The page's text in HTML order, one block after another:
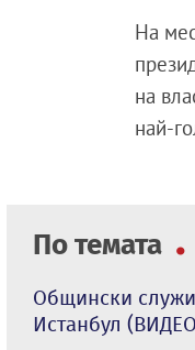
На
на
най-
По темата
Общински
Истанбул